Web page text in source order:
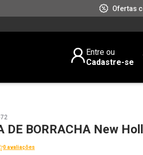
Ofertas
Entre ou
Cadastre-se
DE BORRACHA New
0 avaliações